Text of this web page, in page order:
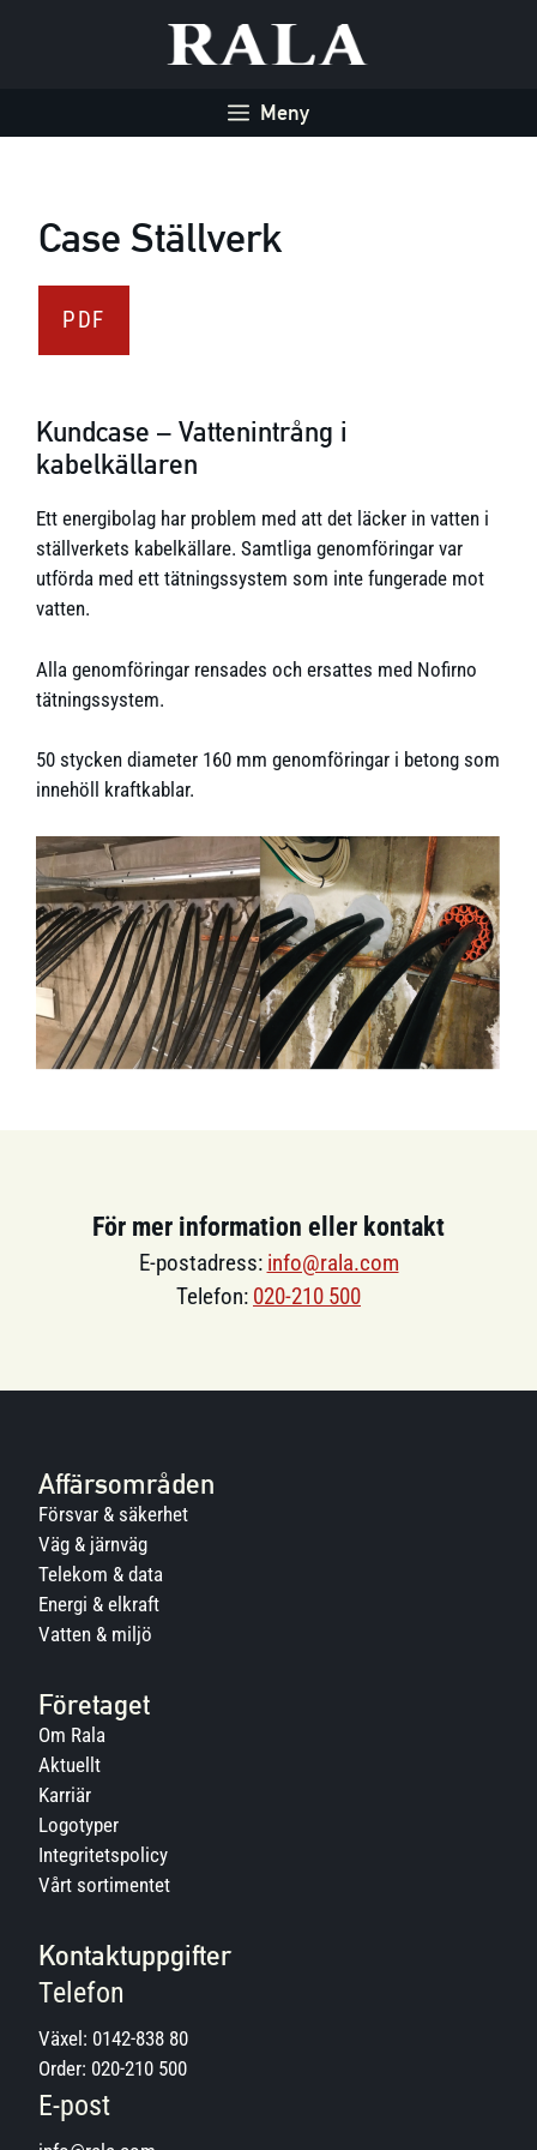
Meny
Case Ställverk
PDF
Kundcase – Vattenintrång i
kabelkällaren
Ett energibolag har problem med att det läcker in vatten i
ställverkets kabelkällare. Samtliga genomföringar var
utförda med ett tätningssystem som inte fungerade mot
vatten.
Alla genomföringar rensades och ersattes med Nofirno
tätningssystem.
50 stycken diameter 160 mm genomföringar i betong som
innehöll kraftkablar.
För mer information eller kontakt
E-postadress: info@rala.com
Telefon: 020-210 500
Affärsområden
Försvar & säkerhet
Väg & järnväg
Telekom & data
Energi & elkraft
Vatten & miljö
Företaget
Om Rala
Aktuellt
Karriär
Logotyper
Integritetspolicy
Vårt sortimentet
Kontaktuppgifter
Telefon
Växel: 0142-838 80
Order: 020-210 500
E-post